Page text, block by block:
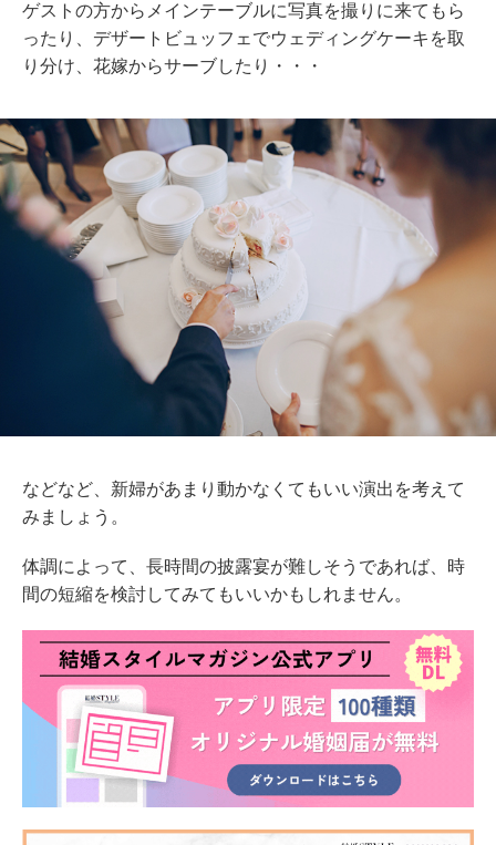
ゲストの方からメインテーブルに写真を撮りに来てもら
ったり、デザートビュッフェでウェディングケーキを取
り分け、花嫁からサーブしたり・・・
などなど、新婦があまり動かなくてもいい演出を考えて
みましょう。
体調によって、長時間の披露宴が難しそうであれば、時
間の短縮を検討してみてもいいかもしれません。